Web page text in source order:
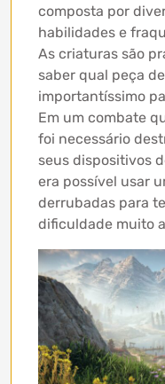
composta por
habilidades e
As criaturas são
saber qual peça
importantíssimo
Em um combate
foi necessário
seus dispositivos
era possível usar
derrubadas para
dificuldade muito